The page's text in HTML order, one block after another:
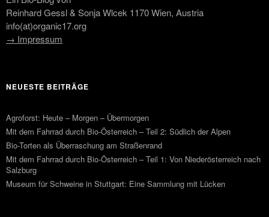
Reinhard Gessl & Sonja Wlcek 1170 Wien, Austria
info(at)organic17.org
→ Impressum
NEUESTE BEITRÄGE
Agroforst: Heute – Morgen – Übermorgen
Mit dem Fahrrad durch Bio-Österreich – Teil 2: Südlich der Alpen
Bio-Torten als Überraschung am Straßenrand
Mit dem Fahrrad durch Bio-Österreich – Teil 1: Von Niederösterreich nach
Salzburg
Museum für Schweine in Stuttgart: Eine Sammlung mit Lücken